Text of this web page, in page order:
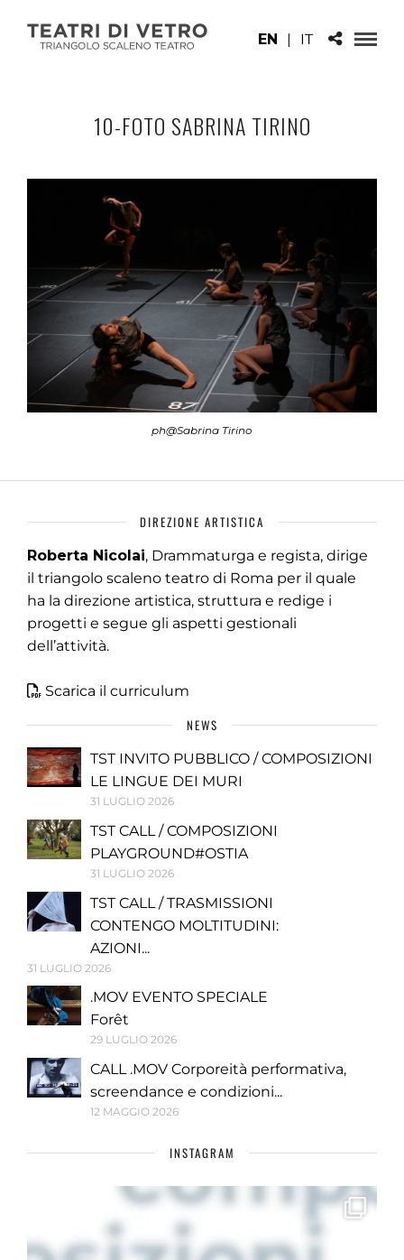
EN | IT
10-FOTO SABRINA TIRINO
ph@Sabrina Tirino
DIREZIONE ARTISTICA
Roberta Nicolai, Drammaturga e regista, dirige
il triangolo scaleno teatro di Roma per il quale
ha la direzione artistica, struttura e redige i
progetti e segue gli aspetti gestionali
dell’attività.
Scarica il curriculum
NEWS
TST INVITO PUBBLICO / COMPOSIZIONI
LE LINGUE DEI MURI
31 LUGLIO 2026
TST CALL / COMPOSIZIONI
PLAYGROUND#OSTIA
31 LUGLIO 2026
TST CALL / TRASMISSIONI
CONTENGO MOLTITUDINI:
AZIONI...
31 LUGLIO 2026
.MOV EVENTO SPECIALE
Forêt
29 LUGLIO 2026
CALL .MOV Corporeità performativa,
screendance e condizioni...
12 MAGGIO 2026
INSTAGRAM